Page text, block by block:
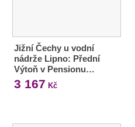
Jižní Čechy u vodní
nádrže Lipno: Přední
Výtoň v Pensionu…
3 167 Kč